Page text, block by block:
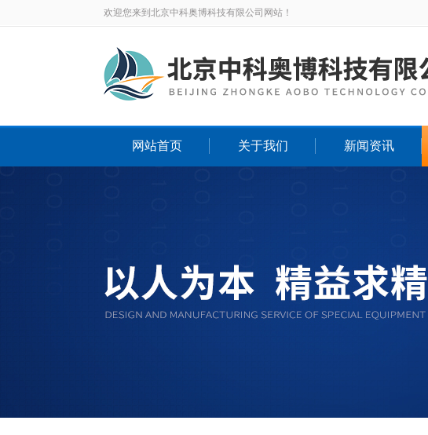
欢迎您来到北京中科奥博科技有限公司网站！
网站首页 关于我们 新闻资讯